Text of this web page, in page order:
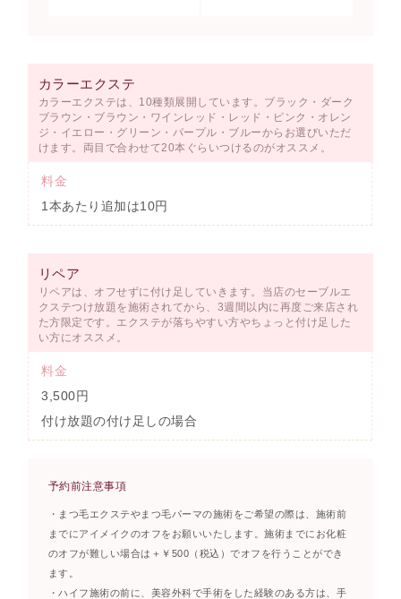
カラーエクステ
カラーエクステは、10種類展開しています。ブラック・ダーク
ブラウン・ブラウン・ワインレッド・レッド・ピンク・オレン
ジ・イエロー・グリーン・パープル・ブルーからお選びいただ
けます。両目で合わせて20本ぐらいつけるのがオススメ。
料金
1本あたり追加は10円
リペア
リペアは、オフせずに付け足していきます。当店のセーブルエ
クステつけ放題を施術されてから、3週間以内に再度ご来店され
た方限定です。エクステが落ちやすい方やちょっと付け足した
い方にオススメ。
料金
3,500円
付け放題の付け足しの場合
予約前注意事項
・まつ毛エクステやまつ毛パーマの施術をご希望の際は、施術前
までにアイメイクのオフをお願いいたします。施術までにお化粧
のオフが難しい場合は＋￥500（税込）でオフを行うことができ
ます。
・ハイフ施術の前に、美容外科で手術をした経験のある方は、手